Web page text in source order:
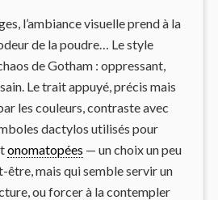
l’ambiance visuelle prend à la
de la poudre… Le style
de Gotham : oppressant,
Le trait appuyé, précis mais
les couleurs, contraste avec
dactylos utilisés pour
onomatopées — un choix un peu
être, mais qui semble servir un
ou forcer à la contempler